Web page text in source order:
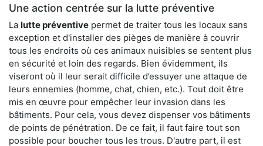
Une action centrée sur la lutte préventive
La lutte préventive permet de traiter tous les locaux sans
exception et d'installer des pièges de manière à couvrir
tous les endroits où ces animaux nuisibles se sentent plus
en sécurité et loin des regards. Bien évidemment, ils
viseront où il leur serait difficile d’essuyer une attaque de
leurs ennemies (homme, chat, chien, etc.). Tout doit être
mis en œuvre pour empêcher leur invasion dans les
bâtiments. Pour cela, vous devez dispenser vos bâtiments
de points de pénétration. De ce fait, il faut faire tout son
possible pour boucher tous les trous. D'autre part, il est